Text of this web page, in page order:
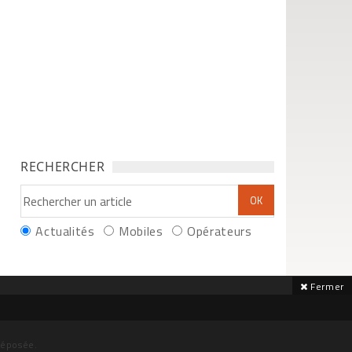
RECHERCHER
Actualités Mobiles Opérateurs
Fermer